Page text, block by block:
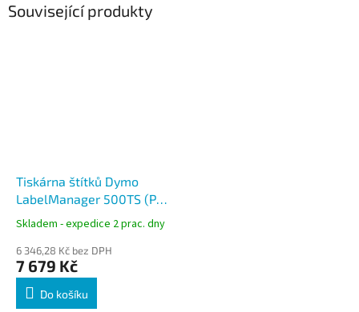
Související produkty
Tiskárna štítků Dymo
LabelManager 500TS (PC,
USB, QWERTY), S0946410
Skladem - expedice 2 prac. dny
6 346,28 Kč bez DPH
7 679 Kč
Do košíku